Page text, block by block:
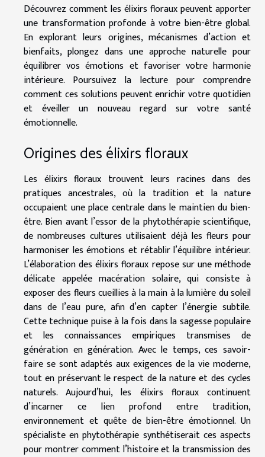
Découvrez comment les élixirs floraux peuvent apporter
une transformation profonde à votre bien-être global.
En explorant leurs origines, mécanismes d’action et
bienfaits, plongez dans une approche naturelle pour
équilibrer vos émotions et favoriser votre harmonie
intérieure. Poursuivez la lecture pour comprendre
comment ces solutions peuvent enrichir votre quotidien
et éveiller un nouveau regard sur votre santé
émotionnelle.
Origines des élixirs floraux
Les élixirs floraux trouvent leurs racines dans des
pratiques ancestrales, où la tradition et la nature
occupaient une place centrale dans le maintien du bien-
être. Bien avant l’essor de la phytothérapie scientifique,
de nombreuses cultures utilisaient déjà les fleurs pour
harmoniser les émotions et rétablir l’équilibre intérieur.
L’élaboration des élixirs floraux repose sur une méthode
délicate appelée macération solaire, qui consiste à
exposer des fleurs cueillies à la main à la lumière du soleil
dans de l’eau pure, afin d’en capter l’énergie subtile.
Cette technique puise à la fois dans la sagesse populaire
et les connaissances empiriques transmises de
génération en génération. Avec le temps, ces savoir-
faire se sont adaptés aux exigences de la vie moderne,
tout en préservant le respect de la nature et des cycles
naturels. Aujourd’hui, les élixirs floraux continuent
d’incarner ce lien profond entre tradition,
environnement et quête de bien-être émotionnel. Un
spécialiste en phytothérapie synthétiserait ces aspects
pour montrer comment l’histoire et la transmission des